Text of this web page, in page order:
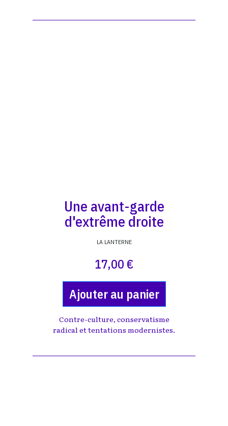
Une avant-garde
d'extrême droite
LA LANTERNE
17,00 €
Ajouter au panier
Contre-culture, conservatisme
radical et tentations modernistes.